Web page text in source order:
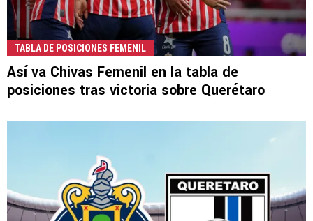
TABLA DE POSICIONES FEMENIL
Así va Chivas Femenil en la tabla de
posiciones tras victoria sobre Querétaro